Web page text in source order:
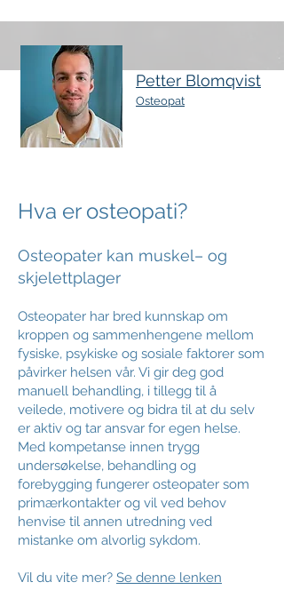
Petter Blomqvist
Osteopat
Hva er osteopati?
Osteopater kan muskel– og
skjelettplager
Osteopater har bred kunnskap om
kroppen og sammenhengene mellom
fysiske, psykiske og sosiale faktorer som
påvirker helsen vår. Vi gir deg god
manuell behandling, i tillegg til å
veilede, motivere og bidra til at du selv
er aktiv og tar ansvar for egen helse.
Med kompetanse innen trygg
undersøkelse, behandling og
forebygging fungerer osteopater som
primærkontakter og vil ved behov
henvise til annen utredning ved
mistanke om alvorlig sykdom.
Vil du vite mer? Se denne lenken